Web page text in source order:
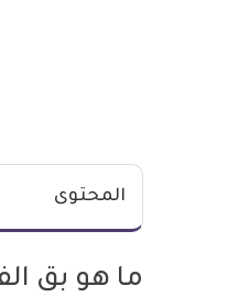
المحتوى
ما هو بق